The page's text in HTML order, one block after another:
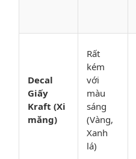
Decal
Giấy
Kraft (Xi
măng)
Rất
kém
với
màu
sáng
(Vàng,
Xanh
lá)